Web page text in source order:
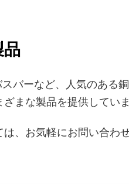
バーなど、人気のある
まな製品を提供していま
、お気軽にお問い合わせ